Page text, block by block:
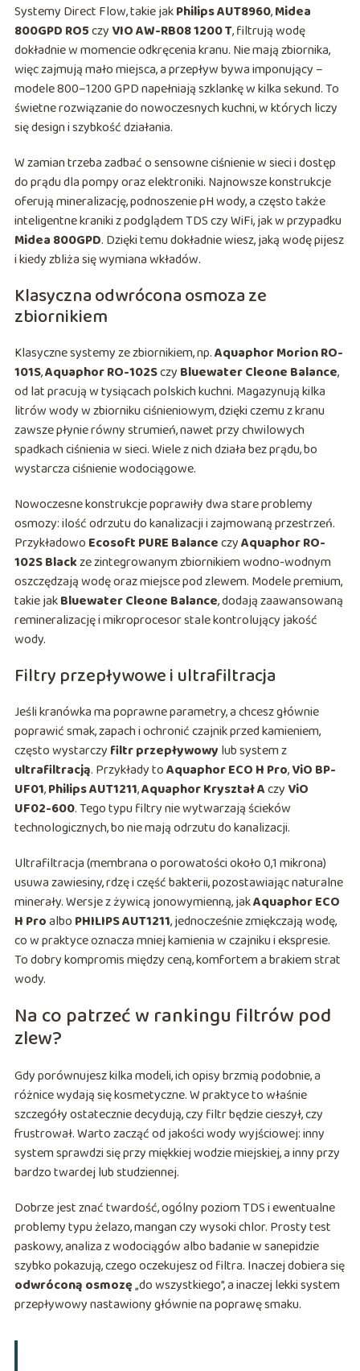
Systemy Direct Flow, takie jakPhilips AUT8960,Midea
800GPD RO5czy VIO AW-RB08 1200 T, filtrują wodę
dokładnie w momencie odkręcenia kranu. Nie mają zbiornika,
więc zajmują mało miejsca, a przepływ bywa imponujący –
modele 800–1200 GPD napełniają szklankę w kilka sekund. To
świetne rozwiązanie do nowoczesnych kuchni, w których liczy
się design i szybkość działania.
W zamian trzeba zadbać o sensowne ciśnienie w sieci i dostęp
do prądu dla pompy oraz elektroniki. Najnowsze konstrukcje
oferują mineralizację, podnoszenie pH wody, a często także
inteligentne kraniki z podglądem TDS czy WiFi, jak w przypadku
Midea 800GPD. Dzięki temu dokładnie wiesz, jaką wodę pijesz
i kiedy zbliża się wymiana wkładów.
Klasyczna odwrócona osmoza ze
zbiornikiem
Klasyczne systemy ze zbiornikiem, np.Aquaphor Morion RO-
101S,Aquaphor RO-102Sczy Bluewater Cleone Balance,
od lat pracują w tysiącach polskich kuchni. Magazynują kilka
litrów wody w zbiorniku ciśnieniowym, dzięki czemu z kranu
zawsze płynie równy strumień, nawet przy chwilowych
spadkach ciśnienia w sieci. Wiele z nich działa bez prądu, bo
wystarcza ciśnienie wodociągowe.
Nowoczesne konstrukcje poprawiły dwa stare problemy
osmozy: ilość odrzutu do kanalizacji i zajmowaną przestrzeń.
Przykładowo Ecosoft PURE BalanceczyAquaphor RO-
102S Blackze zintegrowanym zbiornikiem wodno-wodnym
oszczędzają wodę oraz miejsce pod zlewem. Modele premium,
takie jakBluewater Cleone Balance, dodają zaawansowaną
remineralizację i mikroprocesor stale kontrolujący jakość
wody.
Filtry przepływowe i ultrafiltracja
Jeśli kranówka ma poprawne parametry, a chcesz głównie
poprawić smak, zapach i ochronić czajnik przed kamieniem,
często wystarczy filtr przepływowy lub system z
ultrafiltracją. Przykłady toAquaphor ECO H Pro,ViO BP-
UF01,Philips AUT1211,Aquaphor Kryształ Aczy ViO
UF02-600. Tego typu filtry nie wytwarzają ścieków
technologicznych, bo nie mają odrzutu do kanalizacji.
Ultrafiltracja (membrana o porowatości około 0,1 mikrona)
usuwa zawiesiny, rdzę i część bakterii, pozostawiając naturalne
minerały. Wersje z żywicą jonowymienną, jakAquaphor ECO
H Proalbo PHILIPS AUT1211, jednocześnie zmiękczają wodę,
co w praktyce oznacza mniej kamienia w czajniku i ekspresie.
To dobry kompromis między ceną, komfortem a brakiem strat
wody.
Na co patrzeć w rankingu filtrów pod
zlew?
Gdy porównujesz kilka modeli, ich opisy brzmią podobnie, a
różnice wydają się kosmetyczne. W praktyce to właśnie
szczegóły ostatecznie decydują, czy filtr będzie cieszył, czy
frustrował. Warto zacząć od jakości wody wyjściowej: inny
system sprawdzi się przy miękkiej wodzie miejskiej, a inny przy
bardzo twardej lub studziennej.
Dobrze jest znać twardość, ogólny poziom TDS i ewentualne
problemy typu żelazo, mangan czy wysoki chlor. Prosty test
paskowy, analiza z wodociągów albo badanie w sanepidzie
szybko pokazują, czego oczekujesz od filtra. Inaczej dobiera się
odwróconą osmozę„do wszystkiego”, a inaczej lekki system
przepływowy nastawiony głównie na poprawę smaku.